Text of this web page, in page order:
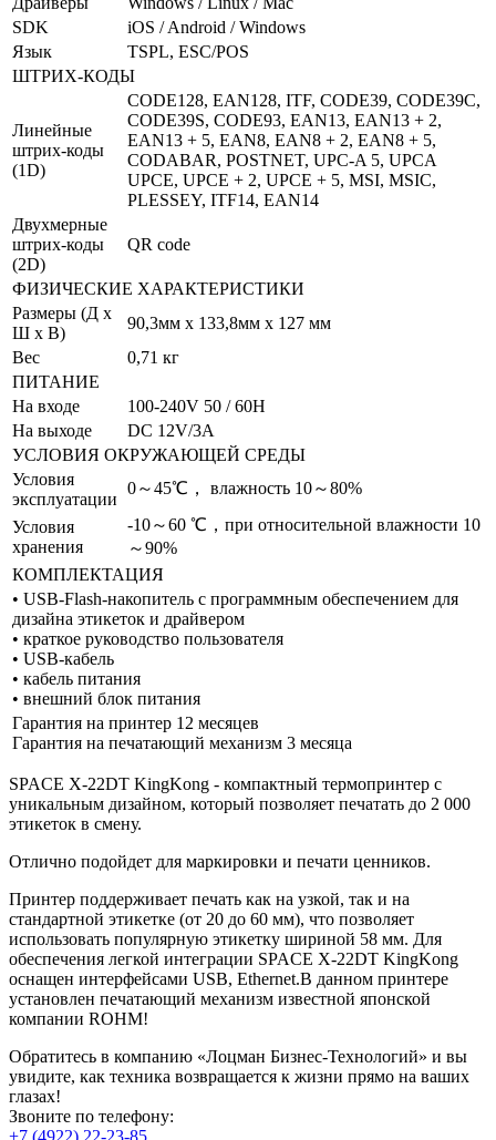
SDK
iOS / Android / Windows
Язык
TSPL, ESC/POS
ШТРИХ-КОДЫ
Линейные
штрих-коды
(1D)
CODE128, EAN128, ITF, CODE39, CODE39C,
CODE39S, CODE93, EAN13, EAN13 + 2,
EAN13 + 5, EAN8, EAN8 + 2, EAN8 + 5,
CODABAR, POSTNET, UPC-A 5, UPCA
UPCE, UPCE + 2, UPCE + 5, MSI, MSIC,
PLESSEY, ITF14, EAN14
Двухмерные
штрих-коды
(2D)
QR code
ФИЗИЧЕСКИЕ ХАРАКТЕРИСТИКИ
Размеры (Д x
Ш x В)
90,3мм х 133,8мм х 127 мм
Вес
0,71 кг
ПИТАНИЕ
На входе
100-240V 50 / 60H
На выходе
DC 12V/3A
УСЛОВИЯ ОКРУЖАЮЩЕЙ СРЕДЫ
Условия
эксплуатации
0～45℃， влажность 10～80%
Условия
хранения
-10～60 ℃，при относительной влажности 10
～90%
КОМПЛЕКТАЦИЯ
• USB-Flash-накопитель с программным обеспечением для
дизайна этикеток и драйвером
• краткое руководство пользователя
• USB-кабель
• кабель питания
• внешний блок питания
Гарантия на принтер 12 месяцев
Гарантия на печатающий механизм 3 месяца
SPACE X-22DT KingKong - компактный термопринтер с
уникальным дизайном, который позволяет печатать до 2 000
этикеток в смену.
Отлично подойдет для маркировки и печати ценников.
Принтер поддерживает печать как на узкой, так и на
стандартной этикетке (от 20 до 60 мм), что позволяет
использовать популярную этикетку шириной 58 мм. Для
обеспечения легкой интеграции SPACE X-22DT KingKong
оснащен интерфейсами USB, Ethernet.В данном принтере
установлен печатающий механизм известной японской
компании ROHM!
Обратитесь в компанию «Лоцман Бизнес-Технологий» и вы
увидите, как техника возвращается к жизни прямо на ваших
глазах!
Звоните по телефону:
+7 (4922) 22-23-85